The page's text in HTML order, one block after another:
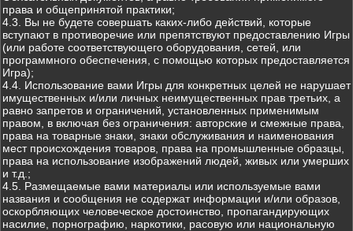
права и общепринятой практики;
4.3. Вы не будете совершать каких-либо действий, которые
вступают в противоречие или препятствуют предоставлению Игры
(или работе соответствующего оборудования, сетей, или
программного обеспечения, с помощью которых предоставляется
Игра);
4.4. Использование вами Игры для конкретных целей не нарушает
имущественных и/или личных неимущественных прав третьих, а
равно запретов и ограничений, установленных применимым
правом, в включая без ограничения: авторские и смежные права,
права на товарные знаки, знаки обслуживания и наименования
мест происхождения товаров, права на промышленные образцы,
права на использование изображений людей, живых или умерших
и т.д.;
4.5. Размещаемые вами материалы или используемые вами
названия и сообщения не содержат информации и/или образов,
оскорбляющих человеческое достоинство, пропагандирующих
насилие, порнографию, наркотики, расовую или национальную